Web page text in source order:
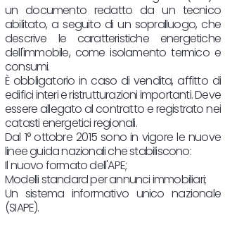
un documento redatto da un tecnico
abilitato, a seguito di un sopralluogo, che
descrive le caratteristiche energetiche
dell'immobile, come isolamento termico e
consumi.
È obbligatorio in caso di vendita, affitto di
edifici interi e ristrutturazioni importanti. Deve
essere allegato al contratto e registrato nei
catasti energetici regionali.
Dal 1° ottobre 2015 sono in vigore le nuove
linee guida nazionali che stabiliscono:
Il nuovo formato dell'APE;
Modelli standard per annunci immobiliari;
Un sistema informativo unico nazionale
(SIAPE).